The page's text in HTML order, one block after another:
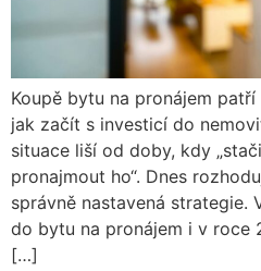
Koupě bytu na pronájem
jak začít s investicí do
situace liší od doby, kdy
pronajmout ho“. Dnes
správně nastavená strategie.
do bytu na pronájem i v roce
[…]